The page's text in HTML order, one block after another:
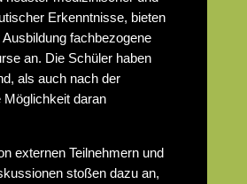
Erkenntnisse, bieten
fachbezogene
an. Die Schüler haben
als auch nach der
Möglichkeit daran
externen Teilnehmern und
stoßen dazu an,